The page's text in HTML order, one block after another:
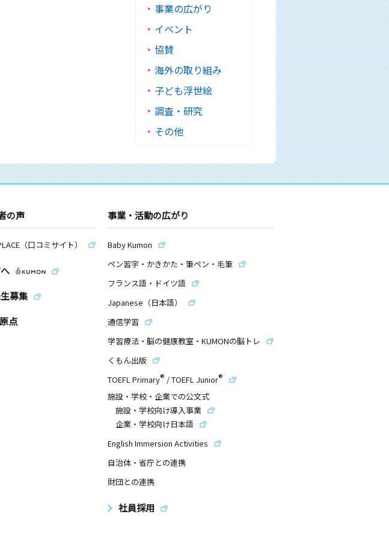
事業の広がり
イベント
協賛
海外の取り組み
子ども浮世絵
調査・研究
その他
の声
（口コミサイト）
募集
点
事業・活動の広がり
Baby Kumon
ペン習字・かきかた・筆ペン・毛筆
フランス語・ドイツ語
Japanese（日本語）
通信学習
学習療法・脳の健康教室・KUMONの脳トレ
くもん出版
TOEFL Primary® /TOEFL Junior®
施設・学校・企業での公文式
施設・学校向け導入事業
企業・学校向け日本語
English Immersion Activities
自治体・省庁との連携
財団との連携
社員採用